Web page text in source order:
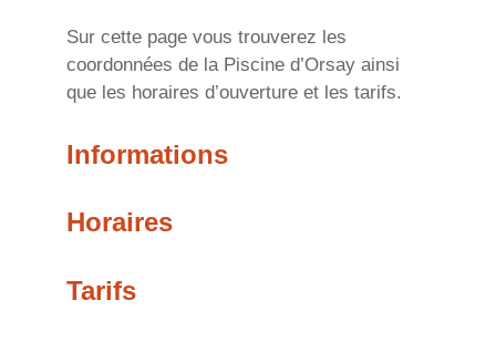
Sur cette page vous trouverez les
coordonnées de la Piscine d’Orsay ainsi
que les horaires d’ouverture et les tarifs.
Informations
Horaires
Tarifs